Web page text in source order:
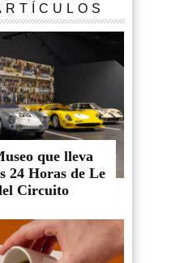
que lleva
24 Horas de Le
Circuito